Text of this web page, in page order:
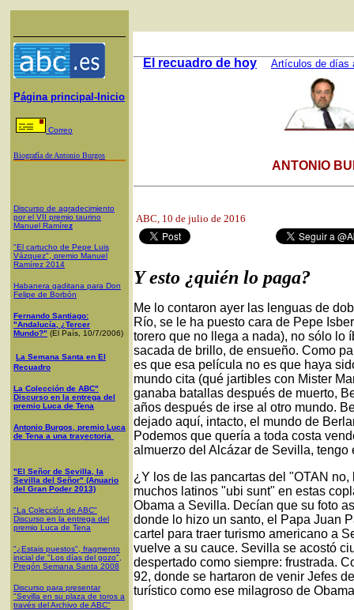
Página principal-Inicio
Correo
Biografía de Antonio Burgos
Discurso de agradecimiento
por el VII premio taurino
Manuel Ramírez
"El cartucho de Pepe Luis
Vázquez", premio Manuel
Ramírez 2014
Habanera gaditana para Don
Felipe de Borbón
Fernando Santiago:
"Andalucía, ¿Tercer
Mundo?" (El País, 10/7/2006)
La Semana Santa en El
Recuadro
La Colección de ABC"
Discurso en la entrega del
premio Luca de Tena
Antonio Burgos, premio Luca
de Tena a una trayectoria
"El Señor de Sevilla, la
Sevilla del Señor" (Anuario
del Gran Poder 2013)
"La Colección de ABC"
Discurso en la entrega del
premio Luca de Tena
"¿Estais puestos", fragmento
inicial de "Los días del gozo",
Pregón Semana Santa 2008
Discurso para presentar
"Sevilla en su plaza de toros a
través del Archivo de ABC"
El recuadro de hoy Artículos de días
ANTONIO
ABC, 10 de julio de 2016
Y esto ¿quién lo paga?
Me lo contaron ayer las lenguas de
Río, se le ha puesto cara de Pepe
torero que no llega a nada), no sólo lo
sacada de brillo, de ensueño. Como
es que esa película no es que haya
mundo cita (qué jartibles con Mister
ganaba batallas después de muerto,
años después de irse al otro mundo.
dejado aquí, intacto, el mundo de
Podemos que quería a toda costa
almuerzo del Alcázar de Sevilla, tengo
¿Y los de las pancartas del "OTAN
muchos latinos "ubi sunt" en estas
Obama a Sevilla. Decían que su foto
donde lo hizo un santo, el Papa Juan
cartel para traer turismo americano a
vuelve a su cauce. Sevilla se acostó
despertado como siempre: frustrada.
92, donde se hartaron de venir Jefes
turístico como ese milagroso de